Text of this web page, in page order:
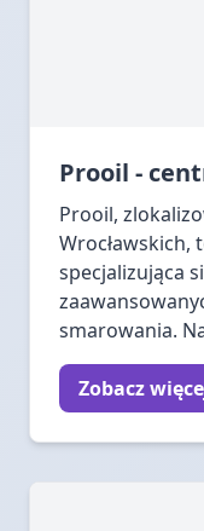
Prooil -
Prooil,
specjalizująca
smarowania.
Zobacz